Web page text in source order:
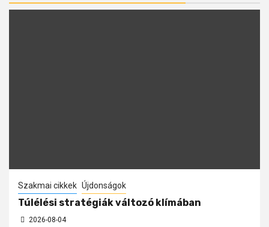
Szakmai cikkek Újdonságok
Túlélési stratégiák változó klímában
2026-08-04